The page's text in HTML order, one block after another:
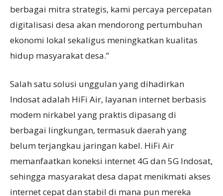
berbagai mitra strategis, kami percaya percepatan
digitalisasi desa akan mendorong pertumbuhan
ekonomi lokal sekaligus meningkatkan kualitas
hidup masyarakat desa.”
Salah satu solusi unggulan yang dihadirkan
Indosat adalah HiFi Air, layanan internet berbasis
modem nirkabel yang praktis dipasang di
berbagai lingkungan, termasuk daerah yang
belum terjangkau jaringan kabel. HiFi Air
memanfaatkan koneksi internet 4G dan 5G Indosat,
sehingga masyarakat desa dapat menikmati akses
internet cepat dan stabil di mana pun mereka